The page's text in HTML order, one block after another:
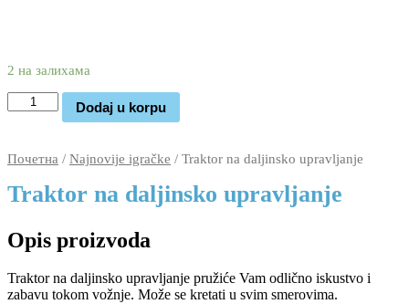
2 на залихама
Traktor
na
количина
Dodaj u korpu
Почетна / Najnovije igračke / Traktor na daljinsko upravljanje
Traktor na daljinsko upravljanje
Opis proizvoda
Traktor na daljinsko upravljanje pružiće Vam odlično iskustvo i
zabavu tokom vožnje. Može se kretati u svim smerovima.